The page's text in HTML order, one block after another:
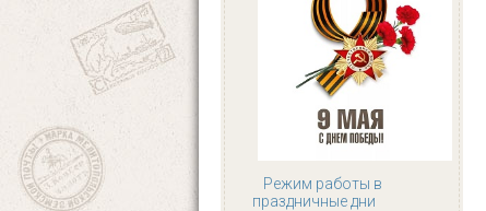
Режим работы в
праздничные дни